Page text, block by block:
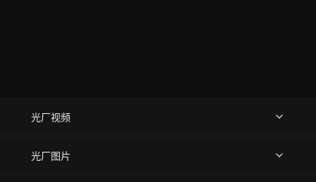
光厂视频
上传视频
光厂图片